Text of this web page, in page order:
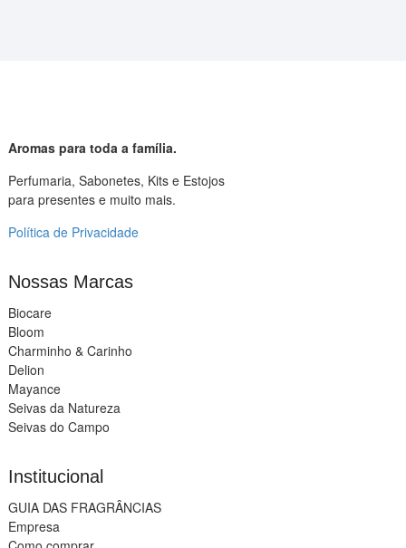
Aromas para toda a família.
Perfumaria, Sabonetes, Kits e Estojos
para presentes e muito mais.
Política de Privacidade
Nossas Marcas
Biocare
Bloom
Charminho & Carinho
Delion
Mayance
Seivas da Natureza
Seivas do Campo
Institucional
GUIA DAS FRAGRÂNCIAS
Empresa